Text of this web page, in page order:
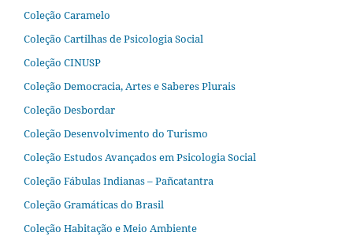
Coleção Caramelo
Coleção Cartilhas de Psicologia Social
Coleção CINUSP
Coleção Democracia, Artes e Saberes Plurais
Coleção Desbordar
Coleção Desenvolvimento do Turismo
Coleção Estudos Avançados em Psicologia Social
Coleção Fábulas Indianas – Pañcatantra
Coleção Gramáticas do Brasil
Coleção Habitação e Meio Ambiente